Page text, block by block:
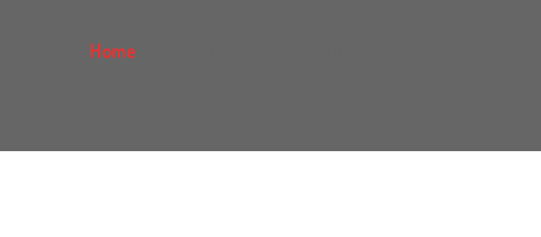
Homedriving in usa with italian license